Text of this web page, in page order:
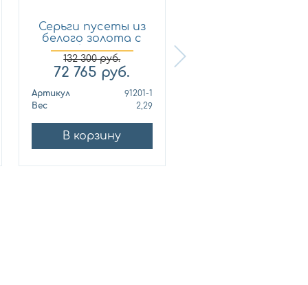
Серьги пусеты из
белого золота с
брил...
132 300руб.
72 765 руб.
Артикул
91201-1
Вес
2,29
В корзину